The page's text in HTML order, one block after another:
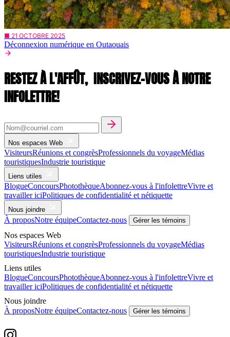
■ 21 OCTOBRE 2025
Déconnexion numérique en Outaouais
RESTEZ À L'AFFÛT, INSCRIVEZ-VOUS À NOTRE
INFOLETTRE!
Nos espaces Web
VisiteursRéunions et congrèsProfessionnels du voyageMédias
touristiquesIndustrie touristique
Liens utiles
BlogueConcoursPhotothèqueAbonnez-vous à l'infolettreVivre et
travailler iciPolitiques de confidentialité et nétiquette
Nous joindre
À proposNotre équipeContactez-nous Gérer les témoins
Nos espaces Web
VisiteursRéunions et congrèsProfessionnels du voyageMédias
touristiquesIndustrie touristique
Liens utiles
BlogueConcoursPhotothèqueAbonnez-vous à l'infolettreVivre et
travailler iciPolitiques de confidentialité et nétiquette
Nous joindre
À proposNotre équipeContactez-nous Gérer les témoins